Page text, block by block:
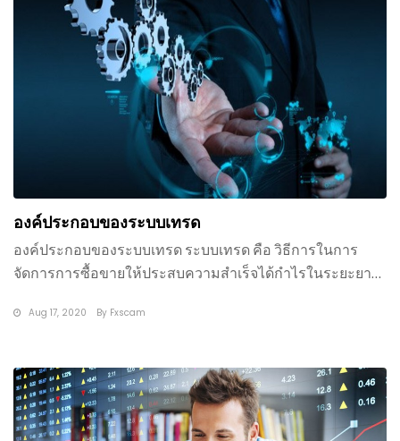
องค์ประกอบของระบบเทรด
องค์ประกอบของระบบเทรด ระบบเทรด คือ วิธีการในการ
จัดการการซื้อขายให้ประสบความสำเร็จได้กำไรในระยะยาว
Aug 17, 2020 By Fxscam